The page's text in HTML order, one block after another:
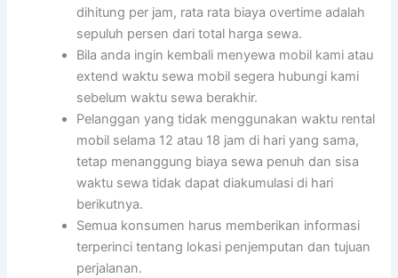
dihitung per jam, rata rata biaya overtime adalah
sepuluh persen dari total harga sewa.
Bila anda ingin kembali menyewa mobil kami atau
extend waktu sewa mobil segera hubungi kami
sebelum waktu sewa berakhir.
Pelanggan yang tidak menggunakan waktu rental
mobil selama 12 atau 18 jam di hari yang sama,
tetap menanggung biaya sewa penuh dan sisa
waktu sewa tidak dapat diakumulasi di hari
berikutnya.
Semua konsumen harus memberikan informasi
terperinci tentang lokasi penjemputan dan tujuan
perjalanan.